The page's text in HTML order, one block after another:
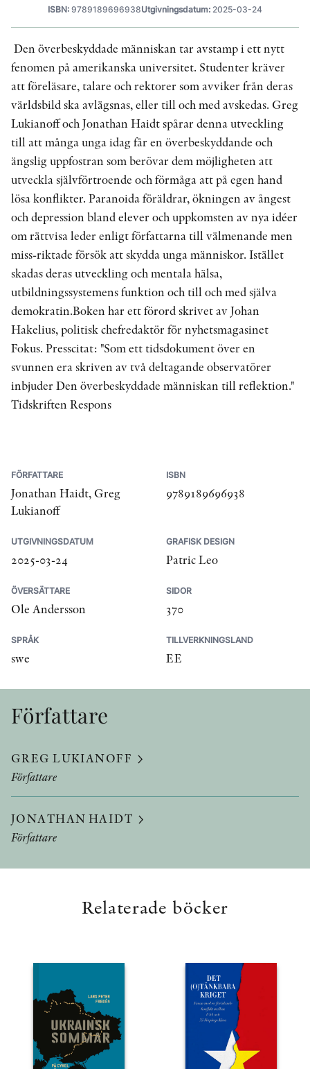
ISBN: 9789189696938Utgivningsdatum: 2025-03-24
Den överbeskyddade människan tar avstamp i ett nytt
fenomen på amerikanska universitet. Studenter kräver
att föreläsare, talare och rektorer som avviker från deras
världsbild ska avlägsnas, eller till och med avskedas. Greg
Lukianoff och Jonathan Haidt spårar denna utveckling
till att många unga idag får en överbeskyddande och
ängslig uppfostran som berövar dem möjligheten att
utveckla självförtroende och förmåga att på egen hand
lösa konflikter. Paranoida föräldrar, ökningen av ångest
och depression bland elever och uppkomsten av nya idéer
om rättvisa leder enligt författarna till välmenande men
miss-riktade försök att skydda unga människor. Istället
skadas deras utveckling och mentala hälsa,
utbildningssystemens funktion och till och med själva
demokratin.Boken har ett förord skrivet av Johan
Hakelius, politisk chefredaktör för nyhetsmagasinet
Fokus. Presscitat: "Som ett tidsdokument över en
svunnen era skriven av två deltagande observatörer
inbjuder Den överbeskyddade människan till reflektion."
Tidskriften Respons
FÖRFATTARE
Jonathan Haidt, Greg
Lukianoff
ISBN
9789189696938
UTGIVNINGSDATUM
2025-03-24
GRAFISK DESIGN
Patric Leo
ÖVERSÄTTARE
Ole Andersson
SIDOR
370
SPRÅK
swe
TILLVERKNINGSLAND
EE
Författare
GREG LUKIANOFF
Författare
JONATHAN HAIDT
Författare
Relaterade böcker